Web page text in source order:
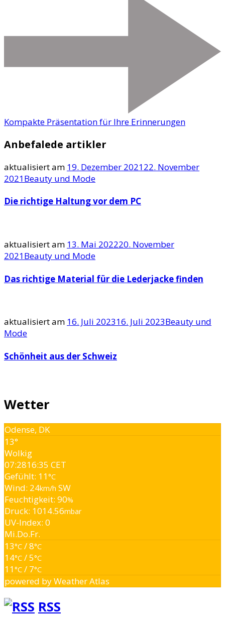
Kompakte Präsentation für Ihre Erinnerungen
Anbefalede artikler
aktualisiert am 19. Dezember 202122. November
2021Beauty und Mode
Die richtige Haltung vor dem PC
aktualisiert am 13. Mai 202220. November
2021Beauty und Mode
Das richtige Material für die Lederjacke finden
aktualisiert am 16. Juli 202316. Juli 2023Beauty und
Mode
Schönheit aus der Schweiz
Wetter
Odense, DK
13°
Wolkig
07:2816:35 CET
Gefühlt: 11°C
Wind: 24km/h SW
Feuchtigkeit: 90%
Druck: 1014.56mbar
UV-Index: 0
Mi.Do.Fr.
13°C / 8°C
14°C / 5°C
11°C / 7°C
powered byWeather Atlas
RSS